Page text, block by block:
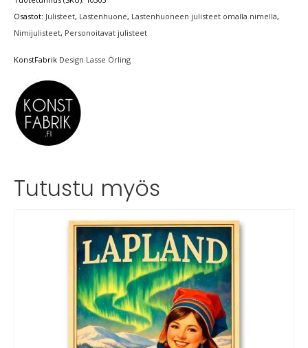
Osastot: Julisteet, Lastenhuone, Lastenhuoneen julisteet omalla nimellä,
Nimijulisteet, Personoitavat julisteet
KonstFabrik Design Lasse Örling
Tutustu myös